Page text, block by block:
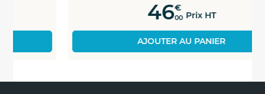
Prix HT
AJOUTER AU PANIER